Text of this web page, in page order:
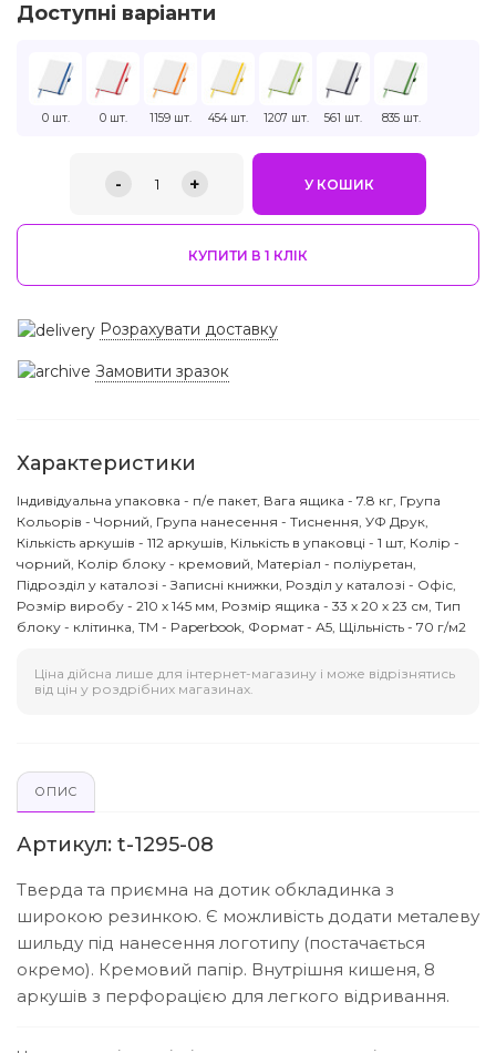
Доступні варіанти
0 шт. 0 шт. 1159 шт. 454 шт. 1207 шт. 561 шт. 835 шт.
- 1 + У КОШИК
КУПИТИ В 1 КЛIК
Розрахувати доставку
Замовити зразок
Характеристики
Індивідуальна упаковка - п/е пакет, Вага ящика - 7.8 кг, Група
Кольорів - Чорний, Група нанесення - Тиснення, УФ Друк,
Кількість аркушів - 112 аркушів, Кількість в упаковці - 1 шт, Колір -
чорний, Колір блоку - кремовий, Матеріал - поліуретан,
Підрозділ у каталозі - Записні книжки, Розділ у каталозі - Офіс,
Розмір виробу - 210 х 145 мм, Розмір ящика - 33 х 20 х 23 см, Тип
блоку - клітинка, ТМ - Paperbook, Формат - А5, Щільність - 70 г/м2
Ціна дійсна лише для інтернет-магазину і може відрізнятись
від цін у роздрібних магазинах.
ОПИС
Артикул: t-1295-08
Тверда та приємна на дотик обкладинка з
широкою резинкою. Є можливість додати металеву
шильду під нанесення логотипу (постачається
окремо). Кремовий папір. Внутрішня кишеня, 8
аркушів з перфорацією для легкого відривання.